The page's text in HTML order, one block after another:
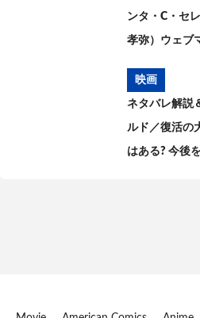
ンタ・C・セ
孝弥）ウェブ
映画
ネタバレ解説
ルド／復活の
はある? 今後